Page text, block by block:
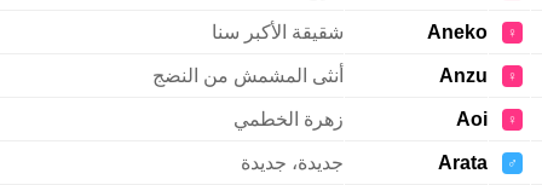
♀
Aneko شقيقة الأكبر سنا
♀
Anzu أنثى المشمش من النضج
♀
Aoi زهرة الخطمي
♂
Arata جديدة، جديدة